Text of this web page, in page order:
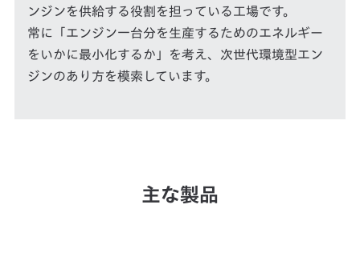
ンジンを供給する役割を担っている工場です。
常に「エンジン一台分を生産するためのエネルギー
をいかに最小化するか」を考え、次世代環境型エン
ジンのあり方を模索しています。
主な製品